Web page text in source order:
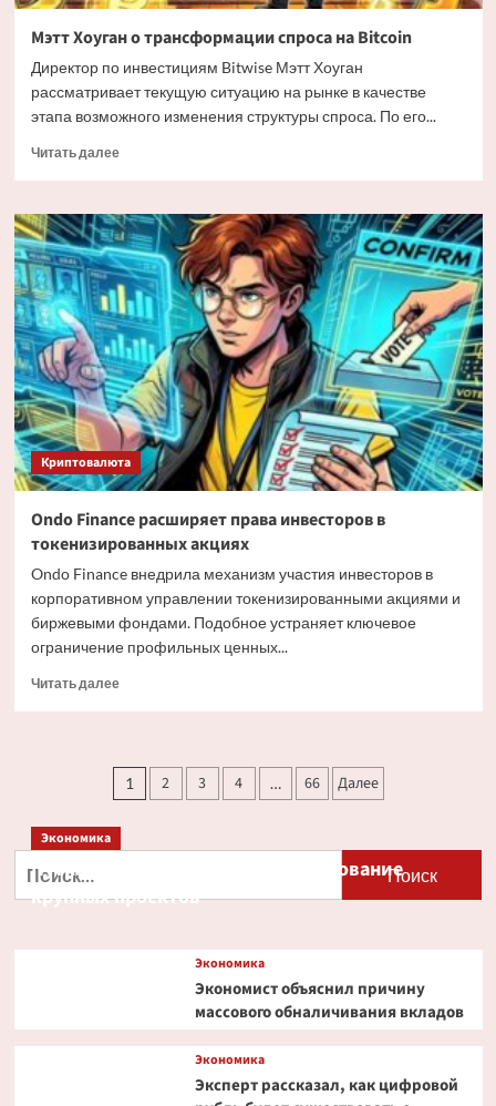
Мэтт Хоуган о трансформации спроса на Bitcoin
Директор по инвестициям Bitwise Мэтт Хоуган
рассматривает текущую ситуацию на рынке в качестве
этапа возможного изменения структуры спроса. По его...
Читать далееПрочитать
Мэтт
Хоуган
о
трансформации
спроса
на
Bitcoin
Криптовалюта
Ondo Finance расширяет права инвесторов в
токенизированных акциях
Ondo Finance внедрила механизм участия инвесторов в
корпоративном управлении токенизированными акциями и
биржевыми фондами. Подобное устраняет ключевое
ограничение профильных ценных...
Читать далееПрочитать
Finance
расширяет
инвесторов
в
Пагинация
записей
1 2 3 4 … 66 Далее
Экономика
Путин и Костин обсудили кредитование
крупных проектов
Экономика
Экономист объяснил причину
массового обналичивания вкладов
Экономика
Эксперт рассказал, как цифровой